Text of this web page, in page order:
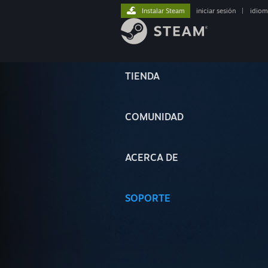
TIENDA
COMUNIDAD
ACERCA DE
SOPORTE
Instalar Steam iniciar sesión